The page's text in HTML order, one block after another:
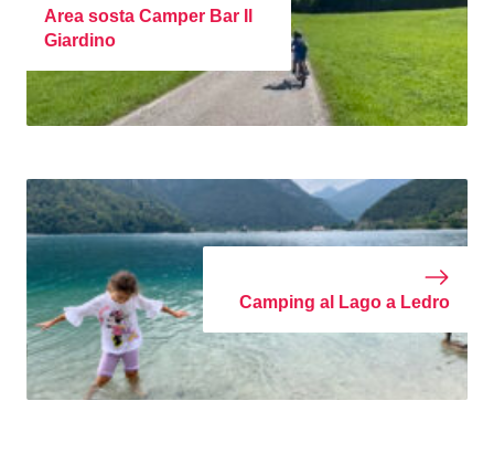
Area sosta Camper Bar Il
Giardino
Camping al Lago a Ledro